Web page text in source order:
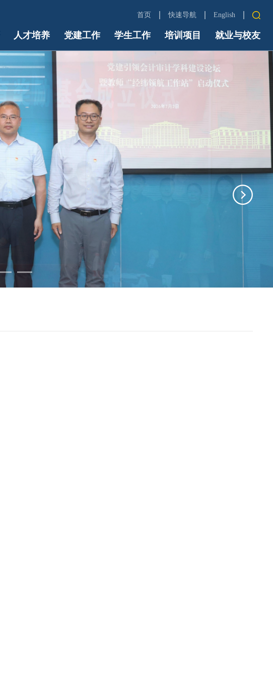
首页 快速导航
中财首页
信息门户
Email
English
人才培养 党建工作 学生工作 培训项目 就业与校友